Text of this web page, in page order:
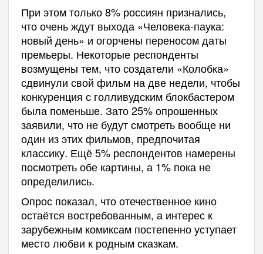
При этом только 8% россиян признались,
что очень ждут выхода «Человека-паука:
новый день» и огорчены переносом даты
премьеры. Некоторые респонденты
возмущены тем, что создатели «Колобка»
сдвинули свой фильм на две недели, чтобы
конкуренция с голливудским блокбастером
была поменьше. Зато 25% опрошенных
заявили, что не будут смотреть вообще ни
один из этих фильмов, предпочитая
классику. Ещё 5% респондентов намерены
посмотреть обе картины, а 1% пока не
определились.
Опрос показал, что отечественное кино
остаётся востребованным, а интерес к
зарубежным комиксам постепенно уступает
место любви к родным сказкам.